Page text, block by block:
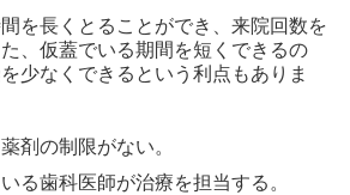
を長くとることができ、来院回数を
、仮蓋でいる期間を短くできるの
少なくできるという利点もありま
剤の制限がない。
る歯科医師が治療を担当する。